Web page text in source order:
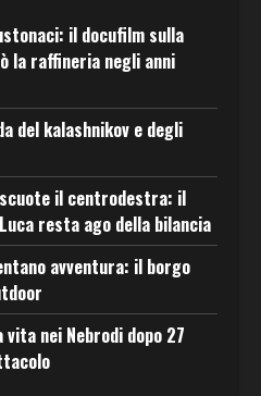
il docufilm sulla
la raffineria negli anni
del kalashnikov e degli
il centrodestra: il
resta ago della bilancia
avventura: il borgo
vita nei Nebrodi dopo 27